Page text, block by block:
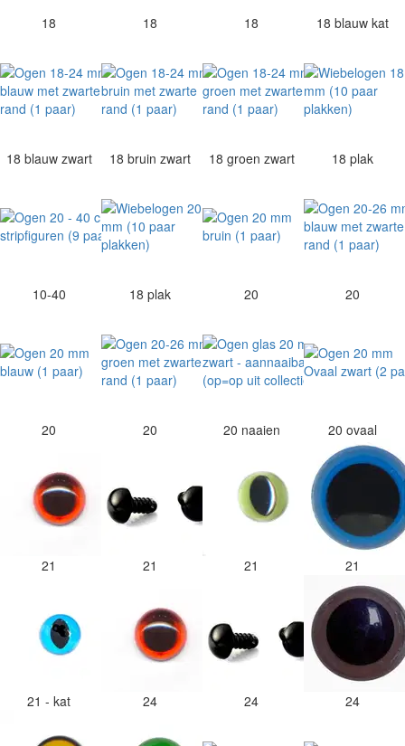
18 18 18 18 blauw kat
18 blauw zwart 18 bruin zwart 18 groen zwart 18 plak
10-40 18 plak 20 20
20 20 20 naaien 20 ovaal
21 21 21 21
21 - kat 24 24 24